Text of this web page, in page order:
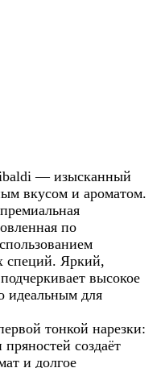
— изысканный
вкусом и ароматом.
по
специй. Яркий,
высокое
идеальным для
тонкой нарезки:
создаёт
и долгое